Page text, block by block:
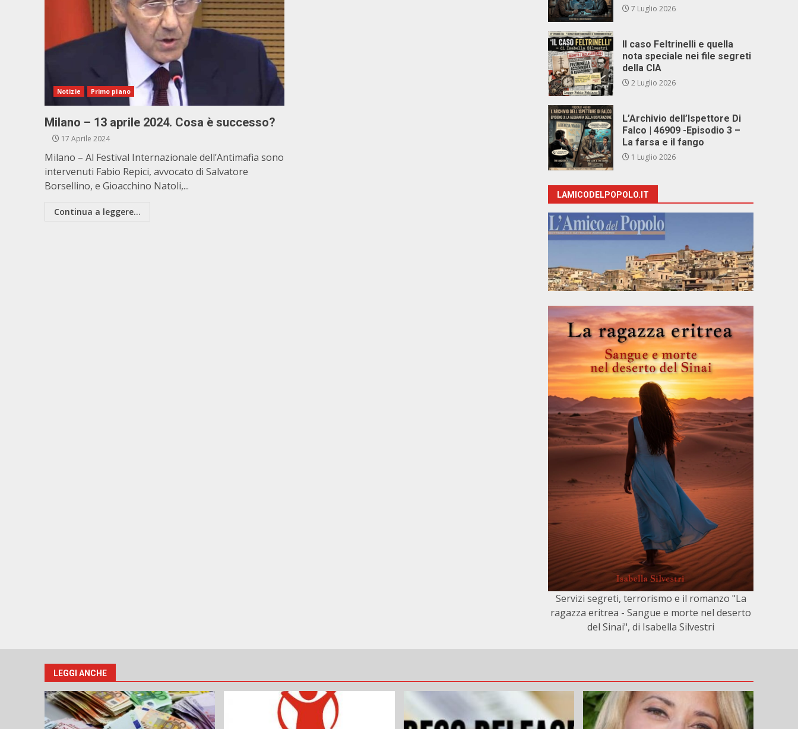
Notizie Primo piano
Milano – 13 aprile 2024. Cosa è successo?
17 Aprile 2024
Milano – Al Festival Internazionale dell’Antimafia sono
intervenuti Fabio Repici, avvocato di Salvatore
Borsellino, e Gioacchino Natoli,...
Continua a leggere...
7 Luglio 2026
Il caso Feltrinelli e quella
nota speciale nei file segreti
della CIA
2 Luglio 2026
L’Archivio dell’Ispettore Di
Falco | 46909 -Episodio 3 –
La farsa e il fango
1 Luglio 2026
LAMICODELPOPOLO.IT
Servizi segreti, terrorismo e il romanzo "La
ragazza eritrea - Sangue e morte nel deserto
del Sinai", di Isabella Silvestri
LEGGI ANCHE